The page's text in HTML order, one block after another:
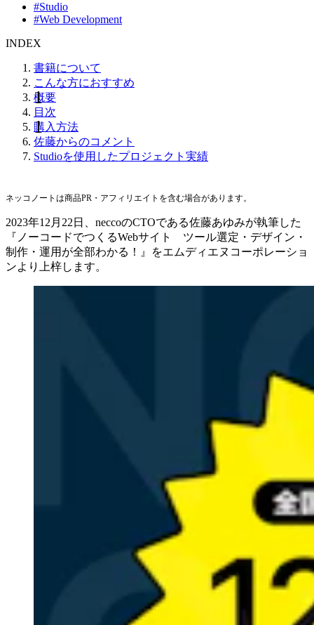
#Studio
#Web Development
INDEX
書籍について
こんな方におすすめ
概要
目次
購入方法
佐藤からのコメント
Studioを使用したプロジェクト実績
ネッコノートは商品PR・アフィリエイトを含む場合があります。
2023年12月22日、neccoのCTOである佐藤あゆみが執筆した
『ノーコードでつくるWebサイト ツール選定・デザイン・
制作・運用が全部わかる！』をエムディエヌコーポレーショ
ンより上梓します。